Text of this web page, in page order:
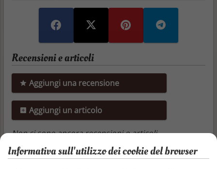
Recensioni e articoli
Aggiungi una recensione
Aggiungi un articolo
Non ci sono ancora recensioni o articoli
Altri libri di Roberto Gianolio
Informativa sull'utilizzo dei cookie del browser